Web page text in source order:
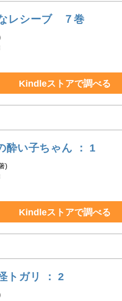
レシーブ ７巻
Kindleストアで調べる
酔い子ちゃん ： 1
)
Kindleストアで調べる
トガリ ： 2